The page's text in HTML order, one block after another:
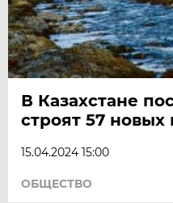
В Казахстане
строят 57
15.04.2024 15:00
ОБЩЕСТВО